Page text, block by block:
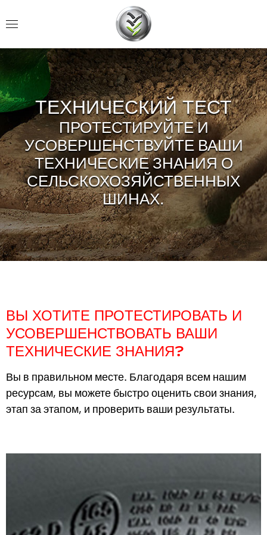
ТЕХНИЧЕСКИЙ ТЕСТ
ПРОТЕСТИРУЙТЕ И
УСОВЕРШЕНСТВУЙТЕ ВАШИ
ТЕХНИЧЕСКИЕ ЗНАНИЯ О
СЕЛЬСКОХОЗЯЙСТВЕННЫХ
ШИНАХ.
ВЫ ХОТИТЕ ПРОТЕСТИРОВАТЬ И
УСОВЕРШЕНСТВОВАТЬ ВАШИ
ТЕХНИЧЕСКИЕ ЗНАНИЯ?
Вы в правильном месте. Благодаря всем нашим
ресурсам, вы можете быстро оценить свои знания,
этап за этапом, и проверить ваши результаты.